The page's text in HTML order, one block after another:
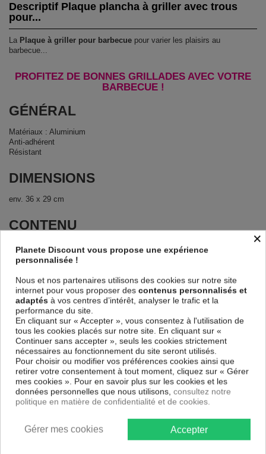
Descriptif Plaque plancha à griller avec trous
pour...
La Plaque à griller pour barbecue pour varier les plaisirs au
barbecue...
PROFITEZ DE BONNES GRILLADES AVEC VOTRE
BARBECUE !
GÉNÉRAL
Matériaux : Aluminium
Anti-adhérent
Résistant
DIMENSIONS
env. 36 x 29 cm
CONTENU
1 x Plaque à griller pour barbecue
Descriptif technique
Matériaux
Découvrez nos autres offres : Tendances Astucieux Jardin & Brico
Barbecue Plancha Accessoires
B2B Pro disponible surPlaneteDiscount.eu
Les avis Plaque plancha à griller avec trous pour
barbecue
×
Planete Discount vous propose une expérience
personnalisée !
Nous et nos partenaires utilisons des cookies sur notre site
internet pour vous proposer des contenus personnalisés et
adaptés à vos centres d’intérêt, analyser le trafic et la
performance du site.
En cliquant sur « Accepter », vous consentez à l'utilisation de
tous les cookies placés sur notre site. En cliquant sur «
Continuer sans accepter », seuls les cookies strictement
nécessaires au fonctionnement du site seront utilisés.
Pour choisir ou modifier vos préférences cookies ainsi que
retirer votre consentement à tout moment, cliquez sur « Gérer
mes cookies ». Pour en savoir plus sur les cookies et les
données personnelles que nous utilisons, consultez notre
politique en matière de confidentialité et de cookies.
Accepter
Gérer mes cookies